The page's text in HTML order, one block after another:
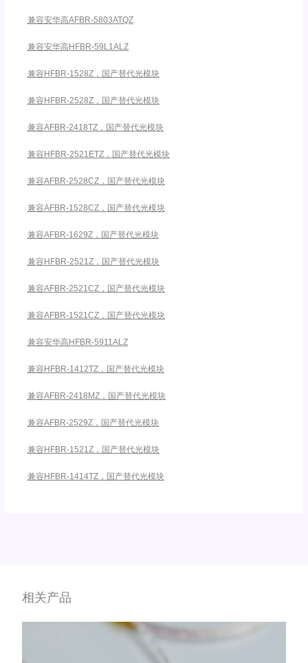
兼容安华高AFBR-5803ATQZ
兼容安华高HFBR-59L1ALZ
兼容HFBR-1528Z，国产替代光模块
兼容HFBR-2528Z，国产替代光模块
兼容AFBR-2418TZ，国产替代光模块
兼容HFBR-2521ETZ，国产替代光模块
兼容AFBR-2528CZ，国产替代光模块
兼容AFBR-1528CZ，国产替代光模块
兼容AFBR-1629Z，国产替代光模块
兼容HFBR-2521Z，国产替代光模块
兼容AFBR-2521CZ，国产替代光模块
兼容AFBR-1521CZ，国产替代光模块
兼容安华高HFBR-5911ALZ
兼容HFBR-1412TZ，国产替代光模块
兼容AFBR-2418MZ，国产替代光模块
兼容AFBR-2529Z，国产替代光模块
兼容HFBR-1521Z，国产替代光模块
兼容HFBR-1414TZ，国产替代光模块
相关产品